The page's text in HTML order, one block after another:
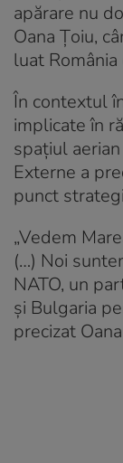
apărare nu
Oana Țoiu,
luat
În contextul
implicate în
spațiul
Externe a
punct
„Vedem
(…) Noi
NATO, un
și Bulgaria
precizat